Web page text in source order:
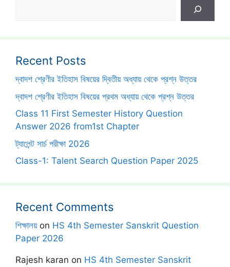
Recent Posts
দ্বাদশ শ্রেণীর ইতিহাস বিষয়ের দ্বিতীয় অধ্যায় থেকে প্রশ্ন উত্তর
দ্বাদশ শ্রেণীর ইতিহাস বিষয়ের প্রথম অধ্যায় থেকে প্রশ্ন উত্তর
Class 11 First Semester History Question
Answer 2026 from1st Chapter
ট্যালেন্ট সার্চ পরীক্ষা 2026
Class-1: Talent Search Question Paper 2025
Recent Comments
শিক্ষালয়on HS 4th Semester Sanskrit Question
Paper 2026
Rajesh karan on HS 4th Semester Sanskrit